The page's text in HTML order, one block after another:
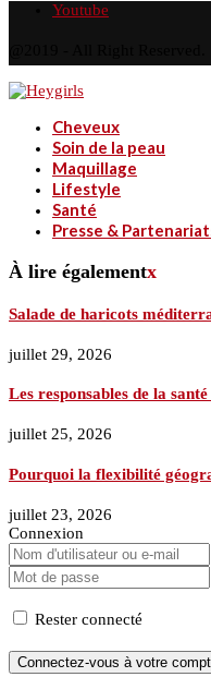
Youtube
Cheveux
Soin de la peau
Maquillage
Lifestyle
Santé
Presse &
À lire égalementx
Salade de haricots
juillet 29, 2026
Les responsables de la
juillet 25, 2026
Pourquoi la flexibilité
juillet 23, 2026
Connexion
Rester connecté